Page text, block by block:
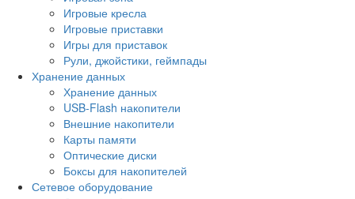
Игровые кресла
Игровые приставки
Игры для приставок
Рули, джойстики, геймпады
Хранение данных
Хранение данных
USB-Flash накопители
Внешние накопители
Карты памяти
Оптические диски
Боксы для накопителей
Сетевое оборудование